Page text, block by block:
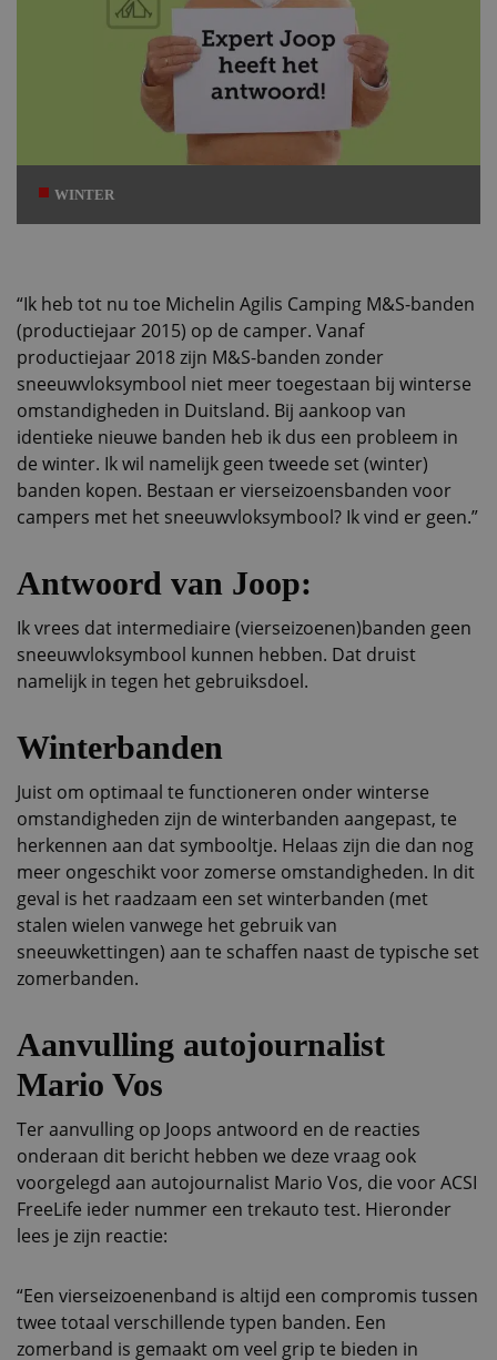
WINTER
“Ik heb tot nu toe Michelin Agilis Camping M&S-banden
(productiejaar 2015) op de camper. Vanaf
productiejaar 2018 zijn M&S-banden zonder
sneeuwvloksymbool niet meer toegestaan bij winterse
omstandigheden in Duitsland. Bij aankoop van
identieke nieuwe banden heb ik dus een probleem in
de winter. Ik wil namelijk geen tweede set (winter)
banden kopen. Bestaan er vierseizoensbanden voor
campers met het sneeuwvloksymbool? Ik vind er geen.”
Antwoord van Joop:
Ik vrees dat intermediaire (vierseizoenen)banden geen
sneeuwvloksymbool kunnen hebben. Dat druist
namelijk in tegen het gebruiksdoel.
Winterbanden
Juist om optimaal te functioneren onder winterse
omstandigheden zijn de winterbanden aangepast, te
herkennen aan dat symbooltje. Helaas zijn die dan nog
meer ongeschikt voor zomerse omstandigheden. In dit
geval is het raadzaam een set winterbanden (met
stalen wielen vanwege het gebruik van
sneeuwkettingen) aan te schaffen naast de typische set
zomerbanden.
Aanvulling autojournalist
Mario Vos
Ter aanvulling op Joops antwoord en de reacties
onderaan dit bericht hebben we deze vraag ook
voorgelegd aan autojournalist Mario Vos, die voor ACSI
FreeLife ieder nummer een trekauto test. Hieronder
lees je zijn reactie:
“Een vierseizoenenband is altijd een compromis tussen
twee totaal verschillende typen banden. Een
zomerband is gemaakt om veel grip te bieden in